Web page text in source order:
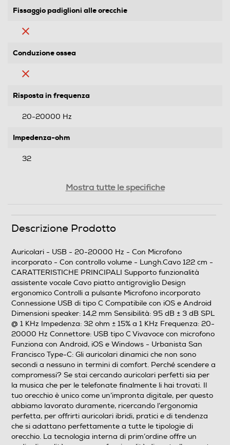
Fissaggio padiglioni alle orecchie
Conduzione ossea
Risposta in frequenza
20-20000 Hz
Impedenza-ohm
32
Jack adattatore da 6,3mm
Controllo volume
Cuffia per tv
Cuffia normale
Cuffie sportive
Waterproof
Mostra tutte le specifiche
Descrizione Prodotto
Auricolari - USB - 20-20000 Hz - Con Microfono
incorporato - Con controllo volume - Lungh.Cavo 122 cm -
CARATTERISTICHE PRINCIPALI Supporto funzionalità
assistente vocale Cavo piatto antigroviglio Design
ergonomico Controlli a pulsante Microfono incorporato
Connessione USB di tipo C Compatibile con iOS e Android
Dimensioni speaker: 14,2 mm Sensibilità: 95 dB ± 3 dB SPL
@ 1 KHz Impedenza: 32 ohm ± 15% a 1 KHz Frequenza: 20-
20000 Hz Connettore: USB tipo C Vivavoce con microfono
Funziona con Android, iOS e Windows - Urbanista San
Francisco Type-C: Gli auricolari dinamici che non sono
secondi a nessuno in termini di comfort. Perché scendere a
compromessi? Se stai cercando auricolari perfetti sia per
la musica che per le telefonate finalmente li hai trovati. Il
tuo orecchio è unico come un’impronta digitale, per questo
abbiamo lavorato duramente, ricercando l’ergonomia
perfetta, per offrirti auricolari ibridi, pratici e di tendenza
che si adattano perfettamente a tutte le tipologie di
orecchio. La tecnologia interna di prim’ordine offre un